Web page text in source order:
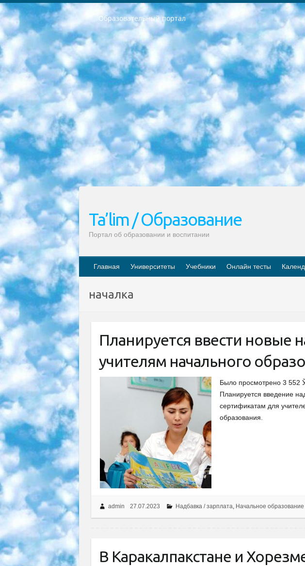
Образовательный портал
РЕСПУБЛИКА УЗБЕКИСТАН МИНИСТРЕРСТВО ДОШКОЛЬНОГО И ШКОЛЬНОГО ОБРАЗОВАНИЯ КОМАНДА в общеобразовательных учреждениях в 2023-2024 учебном году организация и проведение итоговой государственной аттестации обучающихся о Министра дошкольного и школьного образования Республики Узбекистан от 4 марта 2008 года (постановлением Минюста от 20 марта 2008 года № 1778 государственной регистрации) «Итоговое состояние учащихся общего среднего образования на основании положения об утверждении положения об аттестации общего среднего образования выпускной экзамен студентов в образовательных учреждениях в 2023-2024 учебном году В целях организации и прохождения аттестации приказываю: 1. Следующее: перечень предметов, по которым будет проводиться итоговая государственная аттестация и экзамен формы перевода согласно приложению 1; сертификаты международного образца, оценивающие уровень владения иностранными языками перечень согласно приложению 2; 2. Педагогический при специализированных образовательных учреждениях. научно-практический центр квалификации и международной оценки (Д.Давидова) 2024 г. До 25 марта: задания по предметам, по которым будет проводиться итоговая аттестация разработка и утверждение технических условий; итоговая аттестация на основании разработанного предметного задания разработка вопросов по предметам (устно и письменно), экзамен передача; общеобразовательные средние школы и специальные учебные заведения учащиеся выпускных классов школ и интернатов в агентской системе подготовка базы данных экзаменационных материалов и критериев оценки; перевод базы экзаменационных материалов на все языки обучения подать в Республиканский образовательный центр для изготовления; варианты экзаменов на основе разработанных контрольных материалов пусть будут поставлены задачи формирования. 3. Республиканский образовательный центр (Ш.Худайкулов) до 5 апреля 2024 года. до: база данных предоставленных экзаменационных материалов на все языки обучения перевод и экспертиза; для слепых, слабовидящих, глухих, слабослышащих и умственно отсталых детей учащиеся выпускных классов специализированных школ и школ-интернатов база данных экзаменационных материалов на всех преподаваемых языках подготовка критериев оценки; специализированные школы для умственно отсталых детей и технологии для учащихся выпускных классов школ-интернатов разработка соответствующих рекомендаций и критериев проведения ЕГЭ по естествознанию давать задания. 4. Педагогический при специализированных образовательных учреждениях. Научно-практический центр навыков и международной оценки (Д.Давидова), Республика образовательный центр (Худайкулов Ш.) итоговый государственный аттестационный экзамен ориентирован на творческое и логическое мышление при подготовке базы материалов учитывать введение заданий. 5. Следует отметить, что: сертификат государственного образца о знании общеобразовательного предмета и как минимум национальный уровень B1 по предметам на иностранных языках, указанным в Приложении 2. или международно признанный сертификат эквивалентного уровня студенты, изучающие определенный предмет, освобождаются от экзамена; по соответствующим предметам запланирована итоговая государственная аттестация за день до дня, путем жеребьевки Рабочей группой (в письменной форме по предметам, проводимым в форме) из числа сформированных вариантов выбрано 2 варианта; 2 выбранных варианта экзамена анонсированы на официальном сайте министерства и все выпускники по всей стране на основе этих вариантов проводит итоговую государственную аттестацию. 6. Государственное образование учащихся средних общеобразовательных учреждений. знания в соответствии с квалификационными требованиями, которые необходимо приобрести на основании стандартов итоговый (выпускной) контроль для 9 и 11 классов в целях тестирования Экзамены (далее – экзамены) состоят из предметов, перечисленных в приложении 1. будет сделано. 7. Экзамены пройдут с 26 мая по 15 июня 2024 г. (кроме науки физического воспитания). 8. Физическая для учащихся 9 классов общесредних образовательных учреждений. Экзамены по предмету «Образование, квалификация медицина» 1-6 мая 2024 года. сотрудники перевести под присмотр (с отклонениями в физическом или умственном развитии) специализированная школа для детей, школы-интернаты и со сколиозом школы-интернаты санаторного типа для больных детей
Ta’lim / Образование
Портал об образовании и воспитании
Главная Университеты Учебники Онлайн тесты
началка
Планируется ввести новые
учителям начального
Было просмотрено 3 552
Планируется введение
сертификатам для
образования.
admin 27.07.2023 Надбавка / зарплата, Начальное образование
В Каракалпакстане и